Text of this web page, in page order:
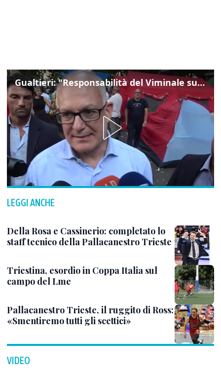
Gualtieri: "Responsabilità del Viminale su Spin Time? La posizione dei partiti è nota"
LEGGI ANCHE
Della Rosa e Cassinerio: completato lo
staff tecnico della Pallacanestro Trieste
Triestina, esordio in Coppa Italia sul
campo del Lme
Pallacanestro Trieste, il ruggito di Ross:
«Smentiremo tutti gli scettici»
VIDEO